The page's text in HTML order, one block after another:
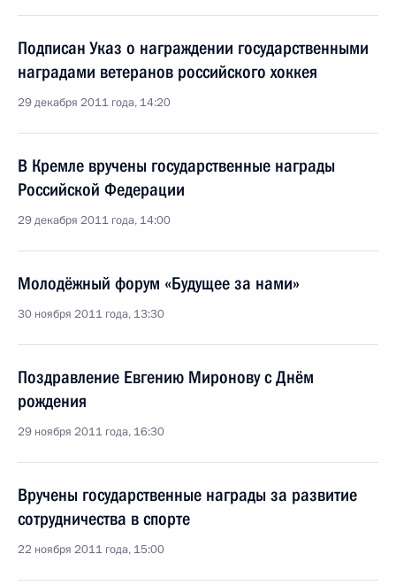
Подписан Указ о награждении государственными
наградами ветеранов российского хоккея
29 декабря 2011 года, 14:20
В Кремле вручены государственные награды
Российской Федерации
29 декабря 2011 года, 14:00
Молодёжный форум «Будущее за нами»
30 ноября 2011 года, 13:30
Поздравление Евгению Миронову с Днём
рождения
29 ноября 2011 года, 16:30
Вручены государственные награды за развитие
сотрудничества в спорте
22 ноября 2011 года, 15:00